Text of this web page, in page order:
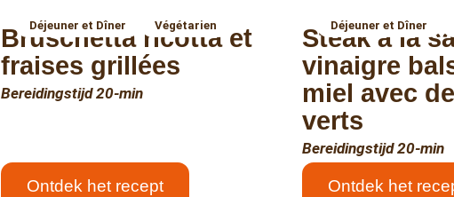
Bruschetta ricotta et
fraises grillées
Bereidingstijd 20-min
Ontdek het recept
Déjeuner et Dîner Végétarien
Steak à la
vinaigre
miel avec
verts
Bereidingstijd 20-min
Ontdek het
Déjeuner et Dîner